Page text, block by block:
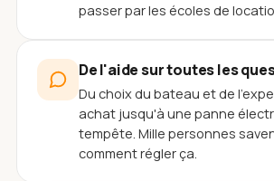
passer par les écoles de
De l'aide sur toutes les
Du choix du bateau et de
achat jusqu'à une panne
tempête. Mille personnes
comment régler ça.